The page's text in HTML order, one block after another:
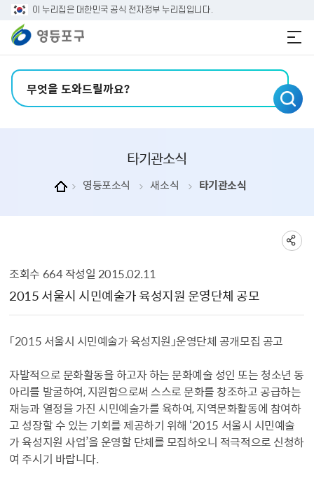
본문 바로가기
주메뉴 바로가기
이 누리집은 대한민국 공식 전자정부 누리집입니다.
타기관소식
영등포소식 새소식 타기관소식
조회수 664 작성일 2015.02.11
2015 서울시 시민예술가 육성지원 운영단체 공모
「2015 서울시 시민예술가 육성지원」운영단체 공개모집 공고
자발적으로 문화활동을 하고자 하는 문화예술 성인 또는 청소년 동
아리를 발굴하여, 지원함으로써 스스로 문화를 창조하고 공급하는
재능과 열정을 가진 시민예술가를 육하여, 지역문화활동에 참여하
고 성장할 수 있는 기회를 제공하기 위해 ‘2015 서울시 시민예술
가 육성지원 사업’을 운영할 단체를 모집하오니 적극적으로 신청하
여 주시기 바랍니다.